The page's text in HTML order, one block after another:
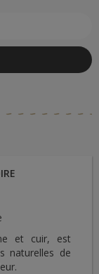
et cuir, est
naturelles de